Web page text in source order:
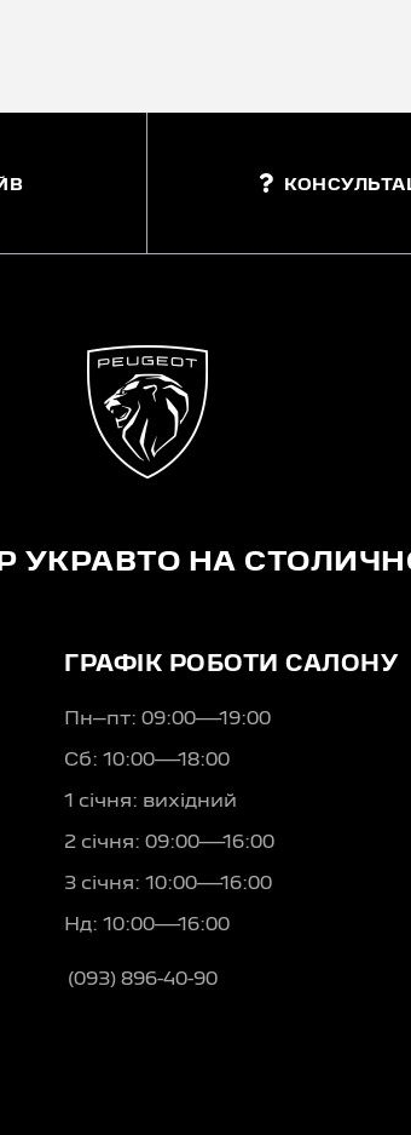
УКРАВТО НА
ГРАФІК РОБОТИ САЛОНУ
Пн–пт: 09:00—19:00
Сб: 10:00—18:00
1 січня: вихідний
2 січня: 09:00—16:00
3 січня: 10:00—16:00
Нд: 10:00—16:00
(093) 896-40-90